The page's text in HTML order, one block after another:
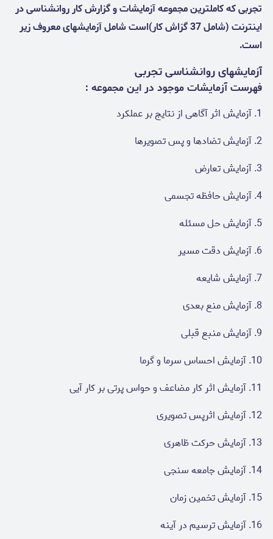
تجربی که کاملترین مجموعه آزمایشات و گزارش کار روانشناسی در
اینترنت (شامل 37 گزاش کار)است شامل آزمایشهای معروف زیر
است.
آزمایشهای روانشناسی تجربی
فهرست آزمایشات موجود در این مجموعه :
1. آزمایش اثر آگاهی از نتایج بر عملکرد
2. آزمایش تضادها و پس تصویرها
3. آزمایش تعارض
4. آزمایش حافظه تجسمی
5. آزمایش حل مسئله
6. آزمایش دقت مسیر
7. آزمایش شایعه
8. آزمایش منع بعدی
9. آزمایش منبع قبلی
10. آزمایش احساس سرما و گرما
11. آزمایش اثر کار مضاعف و حواس پرتی بر کار آیی
12. آزمایش اثرپس تصویری
13. آزمایش حرکت ظاهری
14. آزمایش جامعه سنجی
15. آزمایش تخمین زمان
16. آزمایش ترسیم در آینه